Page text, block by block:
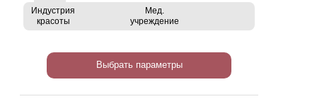
Индустрия
красоты
Мед.
учреждение
Выбрать параметры